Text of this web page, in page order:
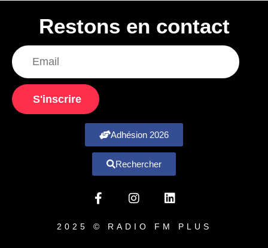
Restons en contact
S'inscrire
Adhésion 2026
Rechercher
2025 © RADIO FM PLUS